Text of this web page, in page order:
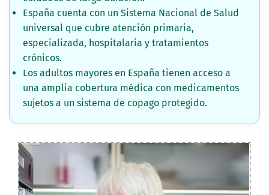
España cuenta con un Sistema Nacional de Salud
universal que cubre atención primaria,
especializada, hospitalaria y tratamientos
crónicos.
Los adultos mayores en España tienen acceso a
una amplia cobertura médica con medicamentos
sujetos a un sistema de copago protegido.